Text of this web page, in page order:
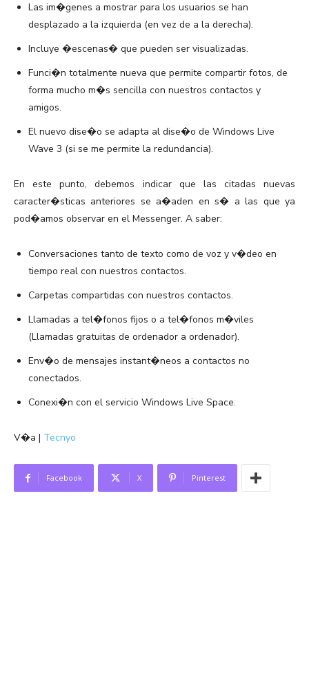
Las im�genes a mostrar para los usuarios se han
desplazado a la izquierda (en vez de a la derecha).
Incluye �escenas� que pueden ser visualizadas.
Funci�n totalmente nueva que permite compartir fotos, de
forma mucho m�s sencilla con nuestros contactos y
amigos.
El nuevo dise�o se adapta al dise�o de Windows Live
Wave 3 (si se me permite la redundancia).
En este punto, debemos indicar que las citadas nuevas
caracter�sticas anteriores se a�aden en s� a las que ya
pod�amos observar en el Messenger. A saber:
Conversaciones tanto de texto como de voz y v�deo en
tiempo real con nuestros contactos.
Carpetas compartidas con nuestros contactos.
Llamadas a tel�fonos fijos o a tel�fonos m�viles
(Llamadas gratuitas de ordenador a ordenador).
Env�o de mensajes instant�neos a contactos no
conectados.
Conexi�n con el servicio Windows Live Space.
V�a | Tecnyo
Facebook X Pinterest